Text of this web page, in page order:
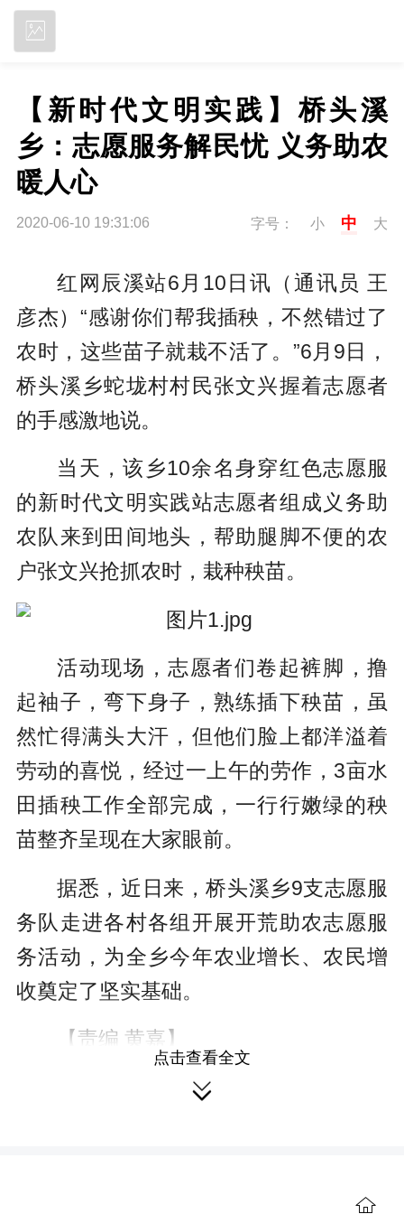
【新时代文明实践】桥头溪
乡：志愿服务解民忧 义务助农
暖人心
2020-06-10 19:31:06 字号： 小 中 大
红网辰溪站6月10日讯（通讯员 王
彦杰）“感谢你们帮我插秧，不然错过了
农时，这些苗子就栽不活了。”6月9日，
桥头溪乡蛇垅村村民张文兴握着志愿者
的手感激地说。
当天，该乡10余名身穿红色志愿服
的新时代文明实践站志愿者组成义务助
农队来到田间地头，帮助腿脚不便的农
户张文兴抢抓农时，栽种秧苗。
活动现场，志愿者们卷起裤脚，撸
起袖子，弯下身子，熟练插下秧苗，虽
然忙得满头大汗，但他们脸上都洋溢着
劳动的喜悦，经过一上午的劳作，3亩水
田插秧工作全部完成，一行行嫩绿的秧
苗整齐呈现在大家眼前。
据悉，近日来，桥头溪乡9支志愿服
务队走进各村各组开展开荒助农志愿服
务活动，为全乡今年农业增长、农民增
收奠定了坚实基础。
【责编 黄嘉】
本文系版权作品，未经授权严禁转
点击查看全文
